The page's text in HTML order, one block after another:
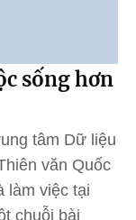
sống hơn
tâm Dữ liệu
văn Quốc
làm việc tại
chuỗi bài